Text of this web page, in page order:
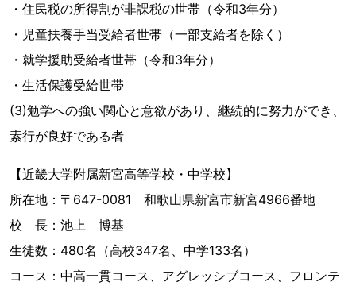
・住民税の所得割が非課税の世帯（令和3年分）
・児童扶養手当受給者世帯（一部支給者を除く）
・就学援助受給者世帯（令和3年分）
・生活保護受給世帯
(3)勉学への強い関心と意欲があり、継続的に努力ができ、
素行が良好である者
【近畿大学附属新宮高等学校・中学校】
所在地：〒647-0081 和歌山県新宮市新宮4966番地
校 長：池上 博基
生徒数：480名（高校347名、中学133名）
コース：中高一貫コース、アグレッシブコース、フロンテ